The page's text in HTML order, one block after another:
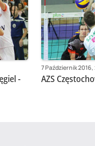
-
7 Październik
AZS